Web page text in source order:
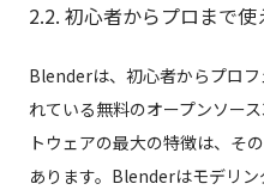
2.2. 初心者からプロまで
Blenderは、初心者からプロ
れている無料のオープンソー
トウェアの最大の特徴は、そ
あります。Blenderはモデリン